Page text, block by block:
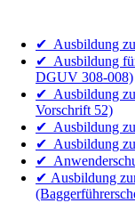
✔ Ausbildung
✔ Ausbildung
DGUV 308-008)
✔ Ausbildung
Vorschrift 52)
✔ Ausbildung
✔ Ausbildung
✔
✔ Ausbildung